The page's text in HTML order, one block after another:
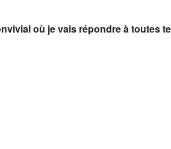
où je vais répondre à toutes